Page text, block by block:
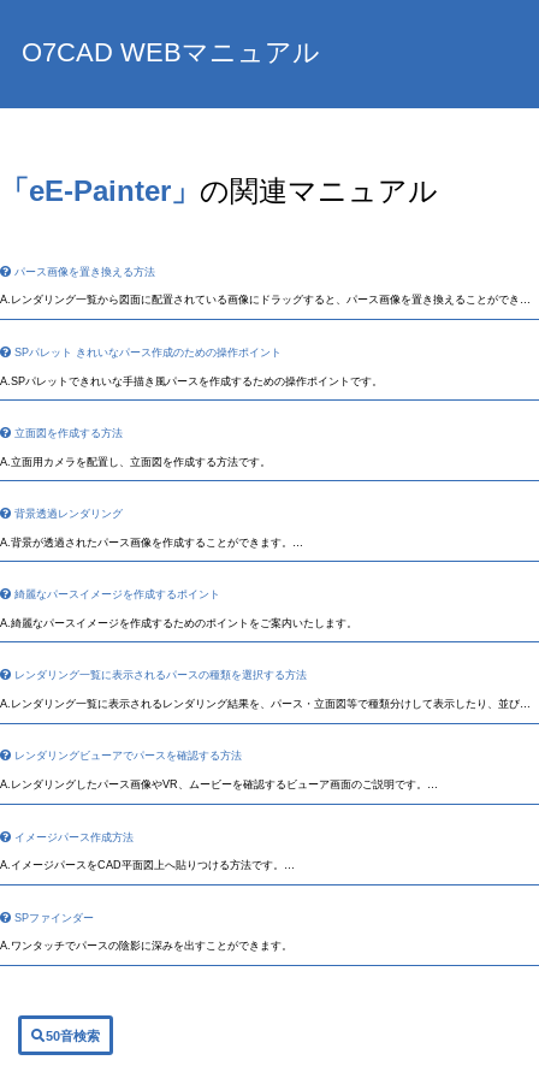
「eE-Painter」 の関連マニュアル
パース画像を置き換える方法
レンダリング一覧から図面に配置されている画像にドラッグすると、パース画像を置き換えることができま
す。
SPパレット きれいなパース作成のための操作ポイント
SPパレットできれいな手描き風パースを作成するための操作ポイントです。
立面図を作成する方法
立面用カメラを配置し、立面図を作成する方法です。
背景透過レンダリング
背景が透過されたパース画像を作成することができます。
す 綺麗なパースイメージを作成するポイント
綺麗なパースイメージを作成するためのポイントをご案内いたします。
レンダリング一覧に表示されるパースの種類を選択する方法
レンダリング一覧に表示されるレンダリング結果を、パース・立面図等で種類分けして表示したり、並び順
を新しい順または古い順に変更することができます。
レンダリングビューアでパースを確認する方法
レンダリングしたパース画像やVR、ムービーを確認するビューア画面のご説明です。
図面に配置、保存、削除もできます。
イメージパース作成方法
イメージパースをCAD平面図上へ貼りつける方法です。
SPファインダー
ワンタッチでパースの陰影に深みを出すことができます。
O7CAD WEBマニュアル
50音検索